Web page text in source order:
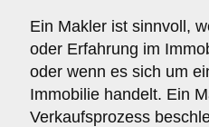
Ein Makler ist sinnvoll,
oder Erfahrung im
oder wenn es sich um
Immobilie handelt. Ein
Verkaufsprozess